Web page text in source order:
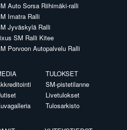
Auto Sorsa Riihimäki-ralli
Imatra Ralli
Jyväskylä Ralli
SM Ralli Kitee
Porvoon Autopalvelu Ralli
TULOKSET
SM-pistetilanne
Livetulokset
Tulosarkisto